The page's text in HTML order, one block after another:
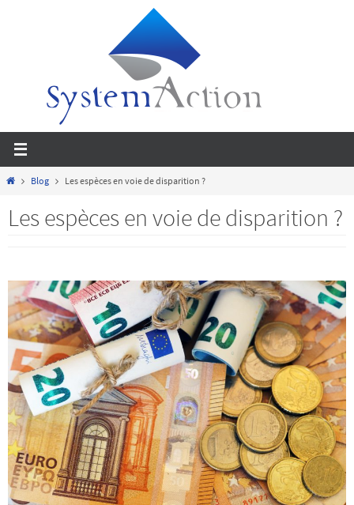
HomeBlog Les espèces en voie de disparition ?
Les espèces en voie de disparition ?